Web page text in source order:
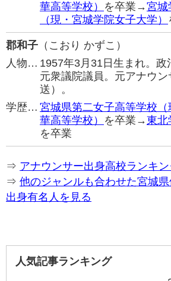
華高等学校） を卒業→宮城
（現・宮城学院女子大学）
郡和子 （こおり かずこ）
人物… 1957年3月31日生まれ。政
元衆議院議員。元アナウ
送）。
学歴… 宮城県第二女子高等学校
華高等学校） を卒業→東北
を卒業
⇒ アナウンサー出身高校ランキ
⇒ 他のジャンルも合わせた宮城
出身有名人を見る
人気記事ランキング